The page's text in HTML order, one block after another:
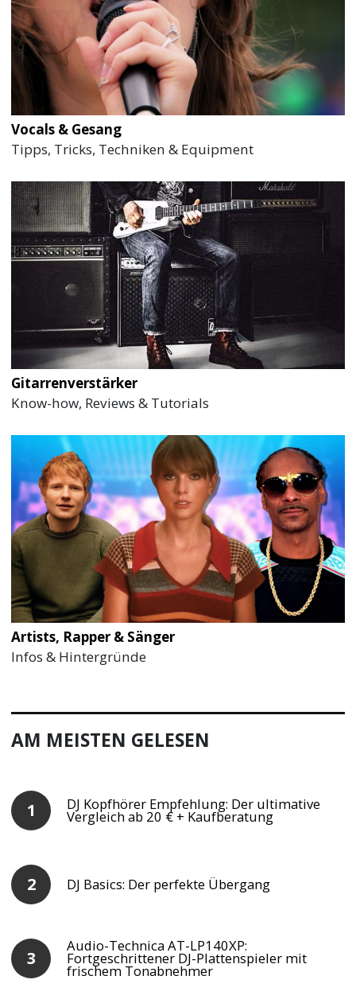
Vocals & Gesang
Tipps, Tricks, Techniken & Equipment
Gitarrenverstärker
Know-how, Reviews & Tutorials
Artists, Rapper & Sänger
Infos & Hintergründe
AM MEISTEN GELESEN
DJ Kopfhörer Empfehlung: Der ultimative
Vergleich ab 20 € + Kaufberatung
DJ Basics: Der perfekte Übergang
Audio-Technica AT-LP140XP:
Fortgeschrittener DJ-Plattenspieler mit
frischem Tonabnehmer